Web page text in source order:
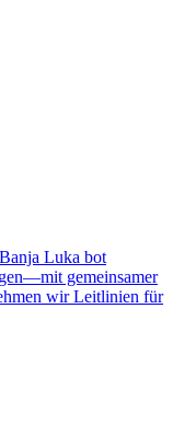
Luka bot
gemeinsamer
wir Leitlinien für